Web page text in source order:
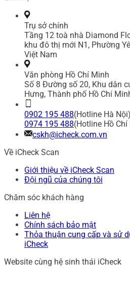
Trụ sở chính
Tầng 12 toà nhà Diamond
khu đô thị mới N1, Phường
Việt Nam
Văn phòng Hồ Chí Minh
Số 8 Đường số 20, Khu dân
Hưng, Thành phố Hồ Chí
0902 195 488(Hotline Hà Nội)
0974 195 488(Hotline Hồ
cskh@icheck.com.vn
Về iCheck Scan
Giới thiệu về iCheck Scan
Đội ngũ của chúng tôi
Chăm sóc khách hàng
Liên hệ
Chính sách bảo mật
Thỏa thuận cung cấp và sử
iCheck
Website cùng hệ sinh thái iCheck